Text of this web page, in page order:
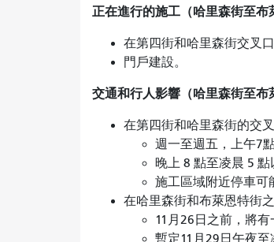
正在進行的施工（哈里森街至布
在第四街和哈里森街交叉
門戶建設。
交通和行人影響（哈里森街至布
在第四街和哈里森街的交叉
週一至週五，上午7
晚上 8 點至凌晨 5
施工區域附近停車可
在哈里森街和布萊恩特街
11月26日之前，將有
暫定11月29日午夜至